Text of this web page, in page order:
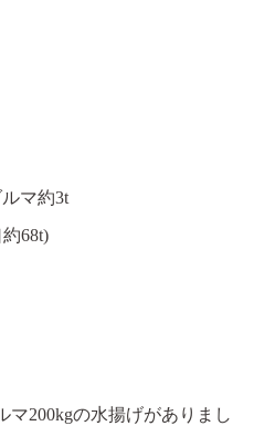
マ約3t
68t)
マ200kgの水揚げがありまし